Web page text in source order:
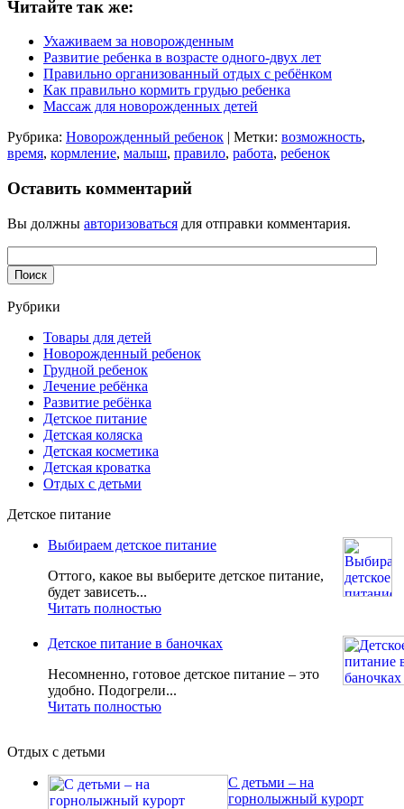
Читайте так же:
Ухаживаем за новорожденным
Развитие ребенка в возрасте одного-двух лет
Правильно организованный отдых с ребёнком
Как правильно кормить грудью ребенка
Массаж для новорожденных детей
Рубрика: Новорожденный ребенок | Метки: возможность,
время, кормление, малыш, правило, работа, ребенок
Оставить комментарий
Вы должны авторизоваться для отправки комментария.
Рубрики
Товары для детей
Новорожденный ребенок
Грудной ребенок
Лечение ребёнка
Развитие ребёнка
Детское питание
Детская коляска
Детская косметика
Детская кроватка
Отдых с детьми
Детское питание
Выбираем детское питание
Оттого, какое вы выберите детское питание,
будет зависеть...
Читать полностью
Детское питание в баночках
Несомненно, готовое детское питание – это
удобно. Подогрели...
Читать полностью
Отдых с детьми
С детьми – на
горнолыжный курорт